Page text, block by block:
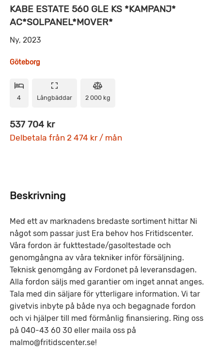
KABE ESTATE 560 GLE KS *KAMPANJ*
AC*SOLPANEL*MOVER*
Ny, 2023
Göteborg
4 Långbäddar 2 000 kg
537 704 kr
Delbetala från 2 474 kr / mån
Beskrivning
Med ett av marknadens bredaste sortiment hittar Ni
något som passar just Era behov hos Fritidscenter.
Våra fordon är fukttestade/gasoltestade och
genomgångna av våra tekniker inför försäljning.
Teknisk genomgång av Fordonet på leveransdagen.
Alla fordon säljs med garantier om inget annat anges.
Tala med din säljare för ytterligare information. Vi tar
givetvis inbyte på både nya och begagnade fordon
och vi hjälper till med förmånlig finansiering. Ring oss
på 040-43 60 30 eller maila oss på
malmo@fritidscenter.se!